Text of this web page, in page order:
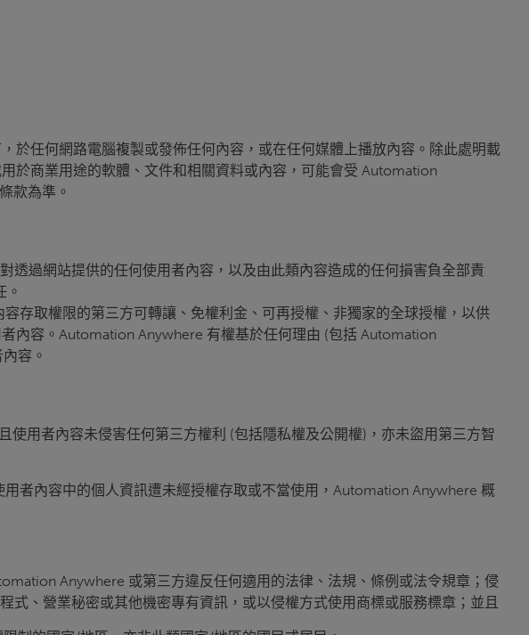
於任何網路電腦複製或發佈任何內容，或在任何媒體上播放內容。除此處明載
於商業用途的軟體、文件和相關資料或內容，可能會受 Automation
款為準。
透過網站提供的任何使用者內容，以及由此類內容造成的任何損害負全部責
存取權限的第三方可轉讓、免權利金、可再授權、非獨家的全球授權，以供
內容。Automation Anywhere 有權基於任何理由 (包括 Automation
容。
用者內容未侵害任何第三方權利 (包括隱私權及公開權)，亦未盜用第三方智
者內容中的個人資訊遭未經授權存取或不當使用，Automation Anywhere 概
Anywhere 或第三方違反任何適用的法律、法規、條例或法令規章；侵
、營業秘密或其他機密專有資訊，或以侵權方式使用商標或服務標章；並且